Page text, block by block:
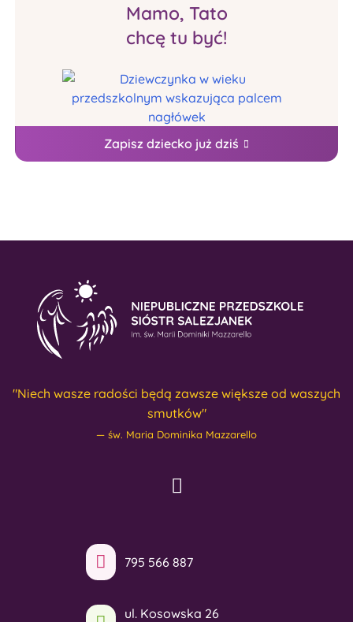
Mamo, Tato
chcę tu być!
Zapisz dziecko już dziś
"Niech wasze radości będą zawsze większe od waszych
smutków"
św. Maria Dominika Mazzarello
795 566 887
ul. Kosowska 26